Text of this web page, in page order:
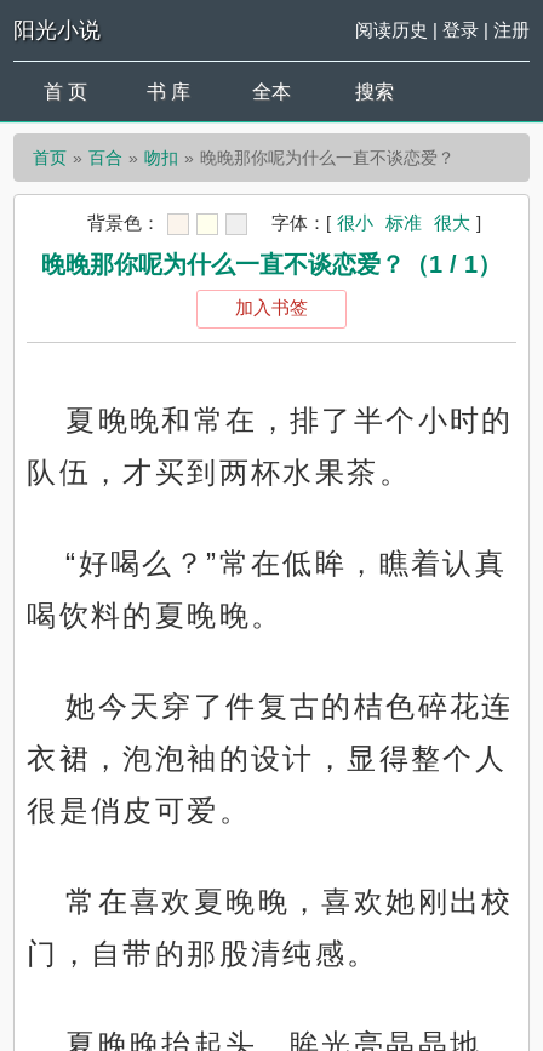
阳光小说 阅读历史 | 登录| 注册
首 页 书 库 全本 搜索
首页 百合 吻扣 晚晚那你呢为什么一直不谈恋爱？
背景色： 字体： [ 很小 标准 很大 ]
晚晚那你呢为什么一直不谈恋爱？（1 / 1）
加入书签
夏晚晚和常在，排了半个小时的
队伍，才买到两杯水果茶。
“好喝么？”常在低眸，瞧着认真
喝饮料的夏晚晚。
她今天穿了件复古的桔色碎花连
衣裙，泡泡袖的设计，显得整个人
很是俏皮可爱。
常在喜欢夏晚晚，喜欢她刚出校
门，自带的那股清纯感。
夏晚晚抬起头，眸光亮晶晶地